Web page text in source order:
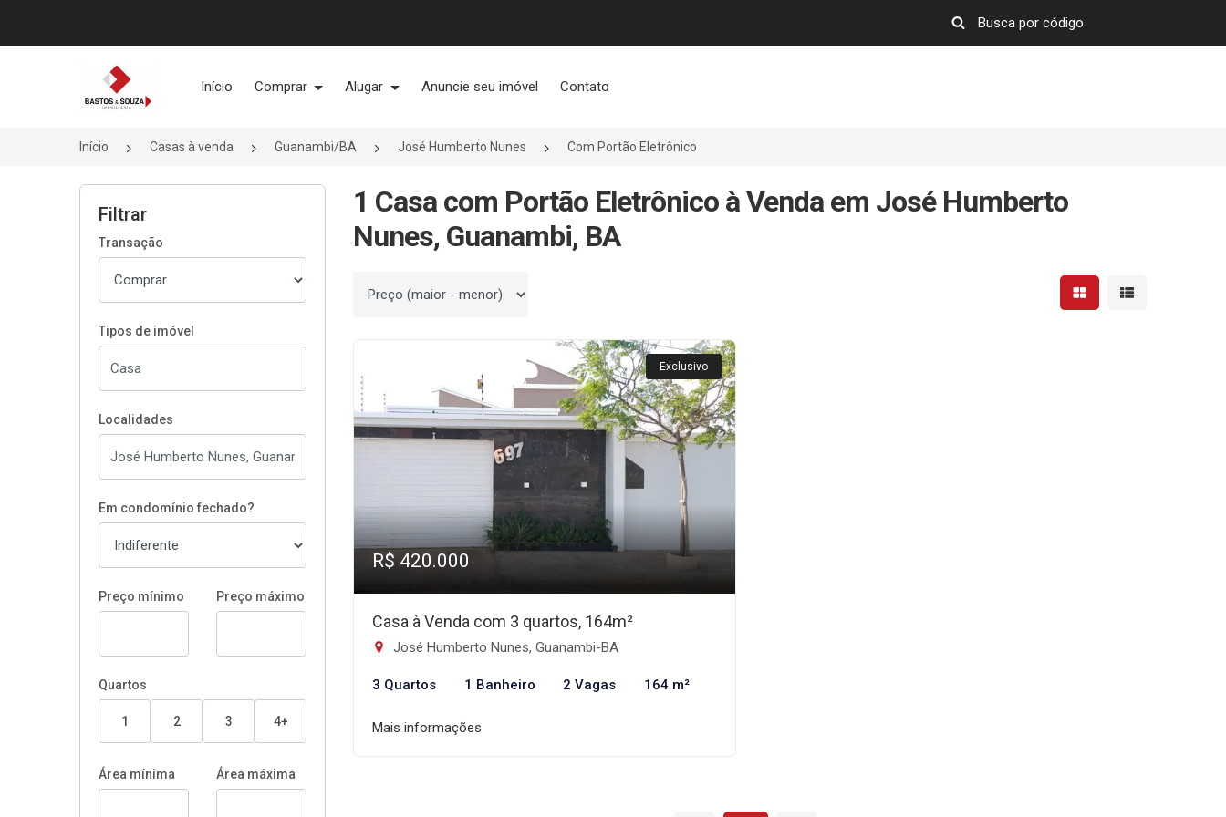
Página inicial
Início Comprar Alugar Anuncie seu imóvel Contato
Início Casas à venda Guanambi/BA José Humberto Nunes Com Portão Eletrônico
Filtrar
Transação
Tipos de imóvel
Localidades
Em condomínio fechado?
Preço mínimo Preço máximo
Quartos
1 2 3 4+
Área mínima Área máxima
1 Casa com Portão Eletrônico à Venda em José Humberto
Nunes, Guanambi, BA
Ordenar por Mostrar resultados em
Mostrar
Exclusivo
R$ 420.000
Casa à Venda com 3 quartos, 164m²
José Humberto Nunes, Guanambi-BA
3 Quartos 1 Banheiro 2 Vagas 164 m²
Mais informações